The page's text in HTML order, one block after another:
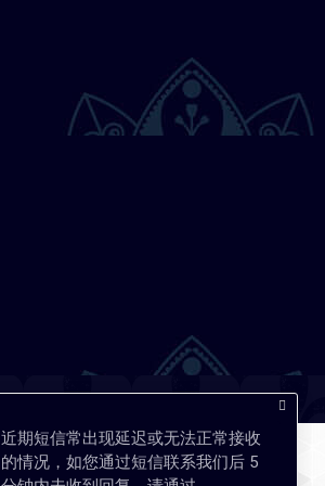
近期短信常出现延迟或无法正常接收
的情况，如您通过短信联系我们后 5